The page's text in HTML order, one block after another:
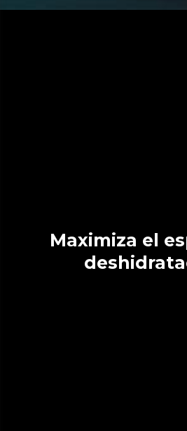
Maximiza el espacio de